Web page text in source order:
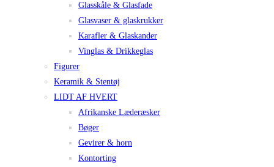
Glasskåle & Glasfade
Glasvaser & glaskrukker
Karafler & Glaskander
Vinglas & Drikkeglas
Figurer
Keramik & Stentøj
LIDT AF HVERT
Afrikanske Læderæsker
Bøger
Gevirer & horn
Kontorting